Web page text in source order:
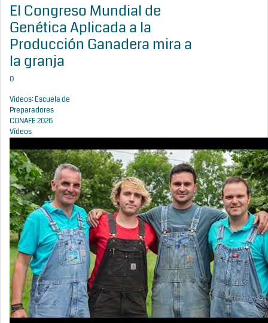
El Congreso Mundial de
Genética Aplicada a la
Producción Ganadera mira a
la granja
0
Vídeos: Escuela de
Preparadores
CONAFE 2026
Vídeos